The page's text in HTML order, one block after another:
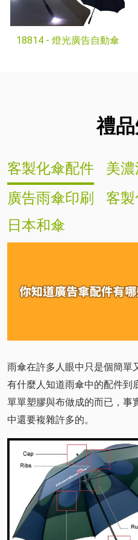
18814 - 燈光廣告自動傘
禮
客製化傘配件
美
廣告雨傘印刷
客
日本和傘
雨傘在許多人眼中只是個簡單
有什麼人知道雨傘中的配件到
單單塑膠與布做成的而已，事
中還要複雜許多的。